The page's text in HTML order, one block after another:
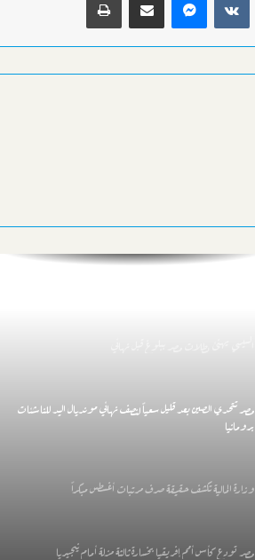
مصر تتحدي الصين بعد قليل سعياً لنصف نهائي مونديال اليد للناشئات
برومانيا
مصر تتحدي الصين بعد قليل سعياً لنصف نهائي مونديال اليد للناشئات
برومانيا
وزارة المالية تكشف حقيقة صرف مرتبات أغسطس مبكراً
مصر تودع كأس أمم إفريقيا بخسارة ثالثة مزلة أمام نيجيريا